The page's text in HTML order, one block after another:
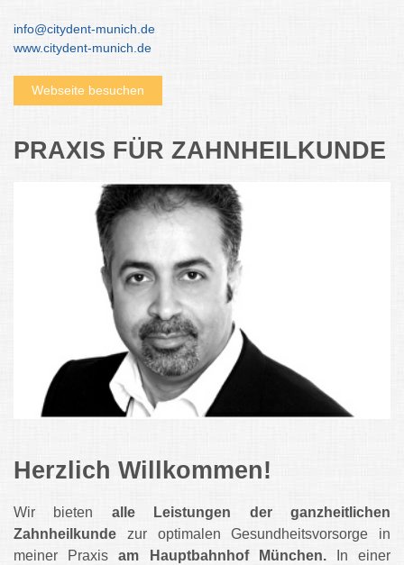
info@citydent-munich.de
www.citydent-munich.de
Webseite besuchen
PRAXIS FÜR ZAHNHEILKUNDE
Herzlich Willkommen!
Wir bieten alle Leistungen der ganzheitlichen
Zahnheilkunde zur optimalen Gesundheitsvorsorge in
meiner Praxisam Hauptbahnhof München.In einer